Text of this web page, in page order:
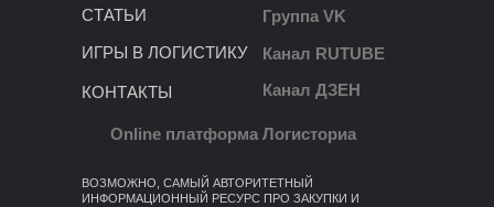
ВОЗМОЖНО, САМЫЙ АВТОРИТЕТНЫЙ
ИНФОРМАЦИОННЫЙ РЕСУРС ПРО ЗАКУПКИ И
КОНТАКТЫ
ИГРЫ В ЛОГИСТИКУ
СТАТЬИ
Канал ДЗЕН
Канал RUTUBE
Группа VK
Online платформа Логисториа